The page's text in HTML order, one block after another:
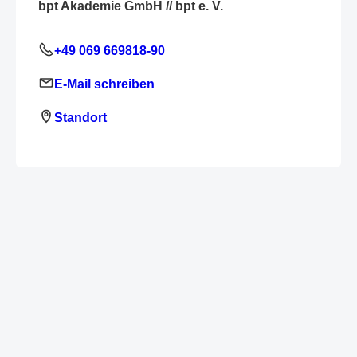
bpt Akademie GmbH // bpt e. V.
+49 069 669818-90
E-Mail schreiben
Standort